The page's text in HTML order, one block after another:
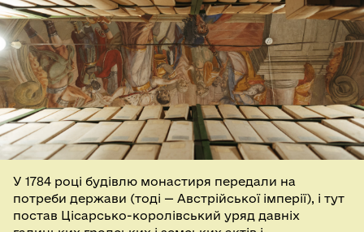
У 1784 році будівлю монастиря передали на
потреби держави (тоді — Австрійської імперії), і тут
постав Цісарсько-королівський уряд давніх